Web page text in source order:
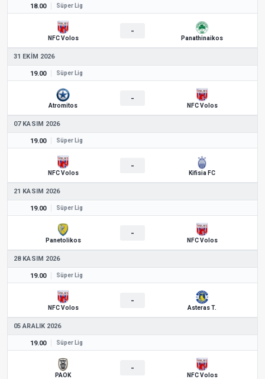
18.00 Süper Lig
NFC Volos
-
Panathinaikos
31 EKIM 2026
19.00 Süper Lig
Atromitos
-
NFC Volos
07 KASIM 2026
19.00 Süper Lig
NFC Volos
-
Kifisia FC
21 KASIM 2026
19.00 Süper Lig
Panetolikos
-
NFC Volos
28 KASIM 2026
19.00 Süper Lig
NFC Volos
-
Asteras T.
05 ARALIK 2026
19.00 Süper Lig
PAOK
-
NFC Volos